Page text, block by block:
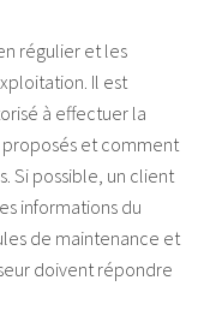
régulier et les
Il est
à effectuer la
et comment
Si possible, un client
informations du
de maintenance et
doivent répondre